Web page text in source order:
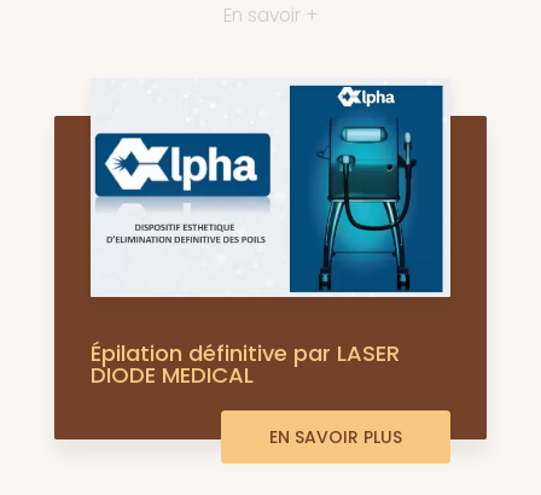
En savoir +
Épilation définitive par LASER
DIODE MEDICAL
EN SAVOIR PLUS